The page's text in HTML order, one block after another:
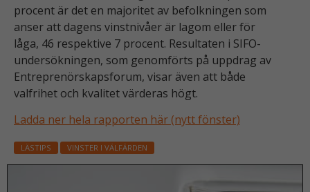
procent är det en majoritet av befolkningen som
anser att dagens vinstnivåer är lagom eller för
låga, 46 respektive 7 procent. Resultaten i SIFO-
undersökningen, som genomförts på uppdrag av
Entreprenörskapsforum, visar även att både
valfrihet och kvalitet värderas högt.
Ladda ner hela rapporten här (nytt fönster)
LÄSTIPS VINSTER I VÄLFÄRDEN